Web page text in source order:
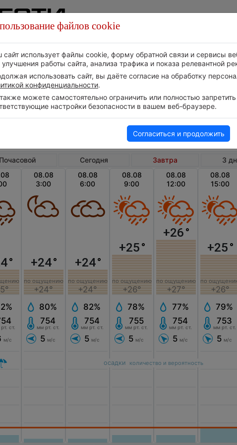
Погода в Амбоне на завтра
Почасовой Сегодня Завтра 3
°
ст.
м/с
08.08
3:00
+24°
по ощущению
+24°
80%
754
мм рт. ст.
5 м/с
08.08
6:00
+24°
по ощущению
+24°
82%
754
мм рт. ст.
5 м/с
08.08
9:00
+25°
по ощущению
+26°
78%
755
мм рт. ст.
5 м/с
08.08
12:00
+26°
по ощущению
+27°
77%
754
мм рт. ст.
5 м/с
08.08
15:00
+25°
по
+26°
79%
753
мм рт. ст.
5 м/с
осадки количество и вероятность
файлов cookie
сайт использует файлы cookie, форму обратной связи и сервисы
улучшения работы сайта, анализа трафика и показа релевантной
использовать сайт, вы даёте согласие на обработку
конфиденциальности.
можете самостоятельно ограничить или полностью
настройки безопасности в вашем веб-браузере.
Согласиться и продолжить